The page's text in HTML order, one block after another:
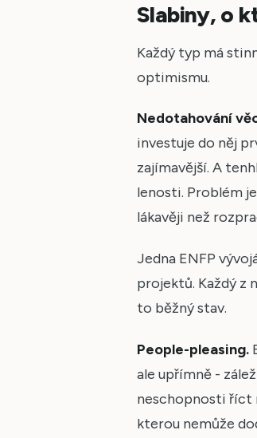
Slabiny, o
Každý typ má
optimismu.
Nedotahování
investuje do něj
zajímavější. A
lenosti. Problém
lákavěji než
Jedna ENFP
projektů. Každý z
to běžný stav.
People-pleasing.
ale upřímně -
neschopnosti říct
kterou nemůže